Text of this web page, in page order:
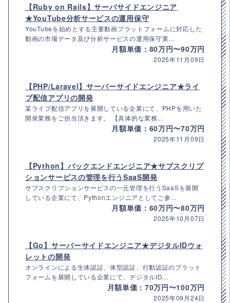
【Ruby on Rails】サーバサイドエンジニア
★YouTube分析サービスの運用保守
YouTubeを始めとする主要動画プラットフォームに対応した
動画の市場データ及び分析サービスの運用保守業...
月額単価：80万円〜90万円
2025年11月09日
【PHP/Laravel】サーバーサイドエンジニア★ライ
ブ配信アプリの開発
某ライブ配信アプリを展開している企業にて、PHPを用いた
開発業務をご担当頂きます。 【具体的な業務...
月額単価：60万円〜70万円
2025年11月09日
【Python】バックエンドエンジニア★サブスクリプ
ションサービスの管理を行うSaaS開発
サブスクリプションサービスの一元管理を行うSaaSを展開
している企業にて、Pythonエンジニアとしてご参...
月額単価：60万円〜80万円
2025年10月07日
【Go】サーバーサイドエンジニア★デジタルIDウォ
レットの開発
オンラインによる生体認証、体型認証、行動認証のプラット
フォームを展開している企業にて、デジタルID...
月額単価：70万円〜100万円
2025年09月24日